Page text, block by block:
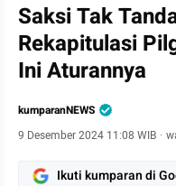
Saksi Tak
Rekapitulasi
Ini Aturannya
kumparanNEWS
9 Desember 2024 11:08 WIB ·
Ikuti kumparan di